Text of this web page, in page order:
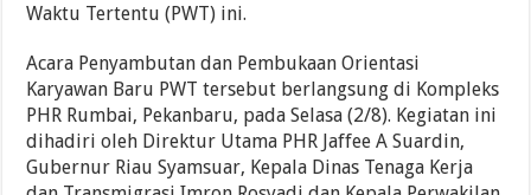
Waktu Tertentu (PWT) ini.
Acara Penyambutan dan Pembukaan Orientasi
Karyawan Baru PWT tersebut berlangsung di Kompleks
PHR Rumbai, Pekanbaru, pada Selasa (2/8). Kegiatan ini
dihadiri oleh Direktur Utama PHR Jaffee A Suardin,
Gubernur Riau Syamsuar, Kepala Dinas Tenaga Kerja